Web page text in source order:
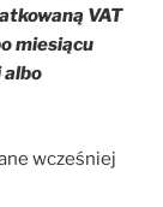
VAT
miesiącu
albo
wcześniej